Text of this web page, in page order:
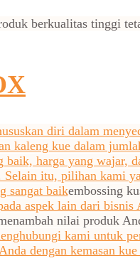
berkualitas tinggi
diri dalam
kaleng kue dalam
baik, harga yang wajar,
Selain itu, pilihan kami
sangat baikembossing
aspek lain dari bisnis
nilai produk
kami untuk
dengan kemasan